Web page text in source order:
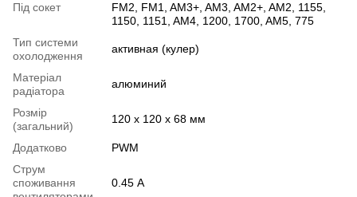
Під сокет
FM2, FM1, AM3+, AM3, AM2+, AM2, 1155,
1150, 1151, AM4, 1200, 1700, AM5, 775
Тип системи
охолодження
активная (кулер)
Матеріал
радіатора
алюминий
Розмір
(загальний)
120 x 120 x 68 мм
Додатково
PWM
Струм
споживання
0.45 А